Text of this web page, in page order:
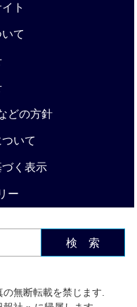
ト
て
どの方針
いて
く表示
ー
検 索
無断転載を禁じます.